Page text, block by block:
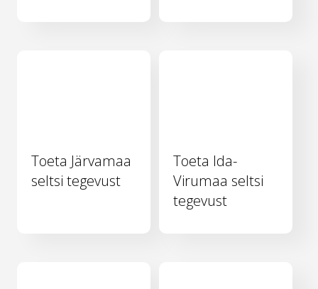
Toeta Järvamaa
seltsi tegevust
Toeta Ida-
Virumaa seltsi
tegevust